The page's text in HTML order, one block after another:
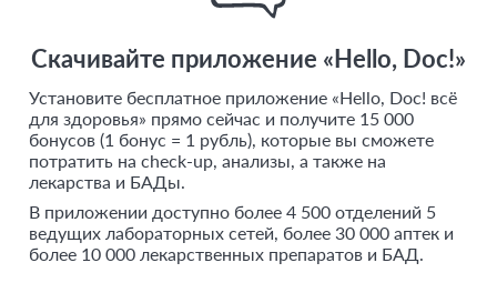
Скачивайте приложение «Hello, Doc!»
Установите бесплатное приложение «Hello, Doc! всё
для здоровья» прямо сейчас и получите 15 000
бонусов (1 бонус = 1 рубль), которые вы сможете
потратить на check-up, анализы, а также на
лекарства и БАДы.
В приложении доступно более 4 500 отделений 5
ведущих лабораторных сетей, более 30 000 аптек и
более 10 000 лекарственных препаратов и БАД.